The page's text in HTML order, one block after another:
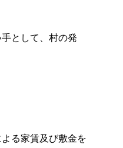
として、村の発
る家賃及び敷金を